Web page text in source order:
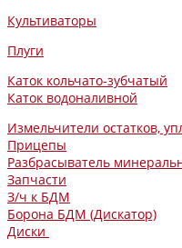
Культиваторы
Плуги
Каток кольчато-зубчатый
Каток водоналивной
Измельчители остатков,
Прицепы
Разбрасыватель
Запчасти
З/ч к БДМ
Борона БДМ (Дискатор)
Диски